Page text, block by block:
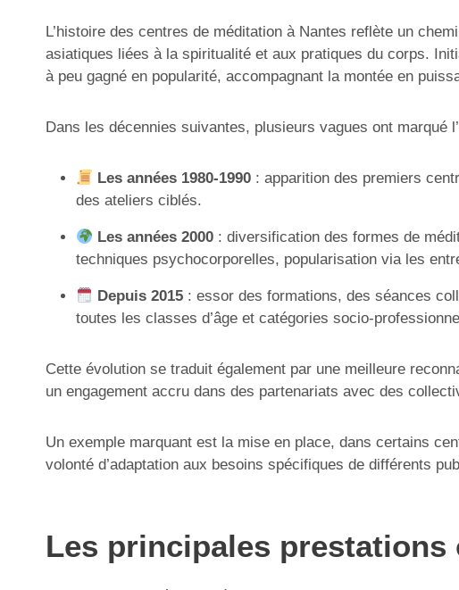
L’histoire des centres de méditation à Nantes reflète un
asiatiques liées à la spiritualité et aux pratiques du corps.
à peu gagné en popularité, accompagnant la montée en
Dans les décennies suivantes, plusieurs vagues ont marqué
Les années 1980-1990 : apparition des premiers
des ateliers ciblés.
Les années 2000 : diversification des formes de
techniques psychocorporelles, popularisation via les
Depuis 2015 : essor des formations, des séances
toutes les classes d’âge et catégories socio-
Cette évolution se traduit également par une meilleure
un engagement accru dans des partenariats avec des
Un exemple marquant est la mise en place, dans certains
volonté d’adaptation aux besoins spécifiques de différents
Les principales